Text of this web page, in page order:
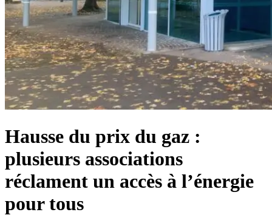
Hausse du prix du gaz :
plusieurs associations
réclament un accès à l’énergie
pour tous